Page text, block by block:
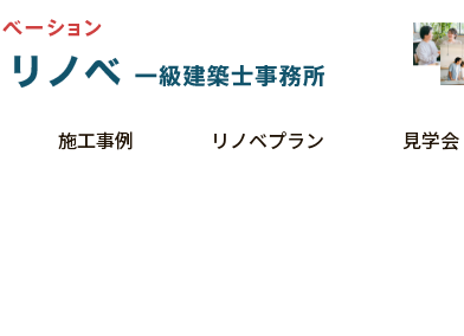
施工事例 リノベプラン 見学